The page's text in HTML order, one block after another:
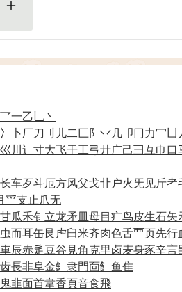
更多
乛一乙乚丶
冫 卜厂刀 刂 儿二匚阝 丷几 卩冂力冖凵
巛川辶 寸大飞干工弓廾广己彐彑巾口
长车歹斗厄方风父戈卝户火旡见斤耂
爫支止爪无
甘瓜禾钅 立龙矛皿母目疒鸟皮生石矢
虫而耳缶艮 虍臼米齐肉色舌覀页先行
車辰赤辵豆谷見角克里卤麦身豕辛言
齿長非阜金釒 隶門靣飠 鱼隹
鬼韭面首韋香頁音食飛